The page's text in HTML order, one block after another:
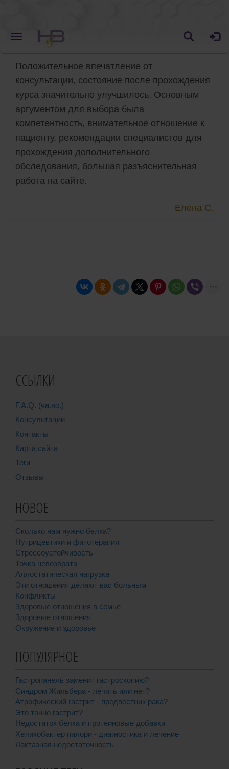
Положительное впечатление от
консультации, состояние после прохождения
курса значительно улучшилось. Основным
аргументом для выбора была
компетентность, внимательное отношение к
пациенту, рекомендации специалистов для
прохождения дополнительного
обследования, большая разъяснительная
работа на сайте.
Елена С.
ССЫЛКИ
F.A.Q. (ча.во.)
Консультации
Контакты
Карта сайта
Теги
Отзывы
НОВОЕ
Сколько нам нужно белка?
Нутрицевтики и фитотерапия
Стрессоустойчивость
Точка невозврата
Аллостатическая нагрузка
Эти отношения делают вас больным
Конфликты
Здоровые отношения в семье
Здоровые отношения
Окружение и здоровье
ПОПУЛЯРНОЕ
Гастропанель заменит гастроскопию?
Синдром Жильбера - лечить или нет?
Атрофический гастрит - предвестник рака?
Это точно гастрит?
Недостаток белка и протеиновые добавки
Хеликобактер пилори - диагностика и лечение
Лактазная недостаточность